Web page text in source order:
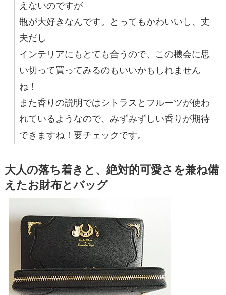
えないのですが
瓶が大好きなんです。とってもかわいいし、丈
夫だし
インテリアにもとても合うので、この機会に思
い切って買ってみるのもいいかもしれません
ね！
また香りの説明ではシトラスとフルーツが使わ
れているようなので、みずみずしい香りが期待
できますね！要チェックです。
大人の落ち着きと、絶対的可愛さを兼ね備
えたお財布とバッグ